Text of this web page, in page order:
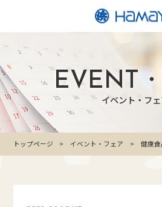
EVENT
イベント・フ
トップページ イベント・フェア 健康食